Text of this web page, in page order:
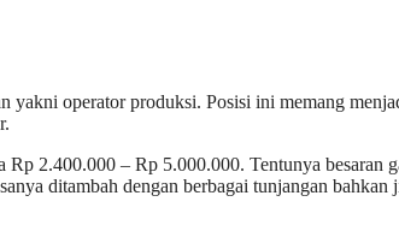
yakni operator produksi. Posisi ini memang
2.400.000 – Rp 5.000.000. Tentunya besaran
ditambah dengan berbagai tunjangan bahkan